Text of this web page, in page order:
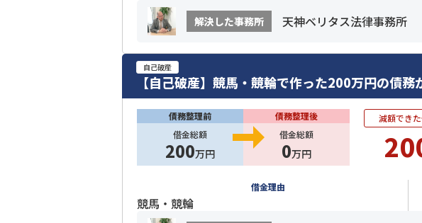
解決した事務所 天神ベリタス法律事務所
自己破産
【自己破産】競馬・競輪で作った200万円の債
債務整理前
借金総額
200万円
債務整理後
借金総額
0万円
減額でき
借金理由
競馬・競輪